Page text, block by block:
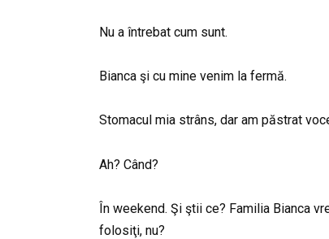
Nu a întrebat cum sunt.
Bianca şi cu mine venim la fermă.
Stomacul mia strâns, dar am păstrat
Ah? Când?
În weekend. Şi ştii ce? Familia Bianca
folosiţi, nu?